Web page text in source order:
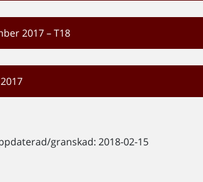
2017 – T18
granskad: 2018-02-15